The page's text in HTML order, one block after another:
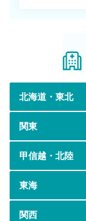
北海道・東北
関東
甲信越・北陸
東海
関西